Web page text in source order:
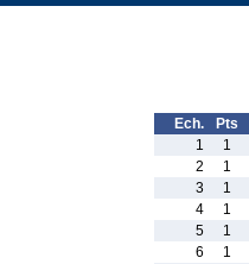
Ech. Pts
1
1
2
1
3
1
4
1
5
1
6
1